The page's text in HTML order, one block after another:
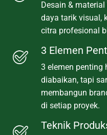
Desain &
daya tarik visual,
citra profesional
3 Elemen
3 elemen penting
diabaikan, tapi
membangun
di setiap proyek.
Teknik